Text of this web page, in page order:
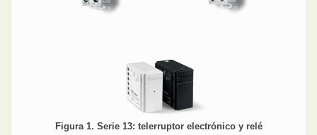
Figura 1. Serie 13: telerruptor electrónico y relé